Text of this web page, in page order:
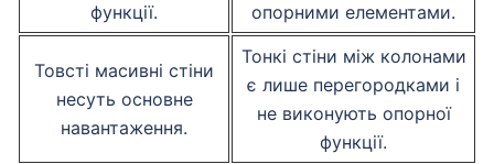
функції.
опорними елементами.
Товсті масивні стіни
несуть основне
навантаження.
Тонкі стіни між колонами
є лише перегородками і
не виконують опорної
функції.